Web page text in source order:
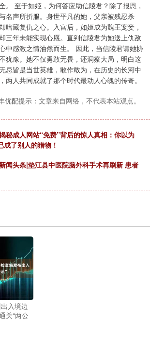
。 至于如姬，为何答应助信陵君？除了报恩，
名声所折服。身世平凡的她，父亲被残忍杀
暗藏复仇之心。入宫后，如姬成为魏王宠妾，
三年未能实现心愿。直到信陵君为她送上仇敌
中感激之情油然而生。 因此，当信陵君请她协
犹豫。她不仅勇敢无畏，还洞察大局，明白这
忌皆是当世英雄，敢作敢为，在历史的长河中
两人共同成就了那个时代最动人心魄的传奇。
优配提示：文章来自网络，不代表本站观点。
秘成人网站“免费”背后的惊人真相：你以为
了别人的猎物！
闻头条|垫江县中医院脑外科手术再刷新 患者
入境边
关“两公